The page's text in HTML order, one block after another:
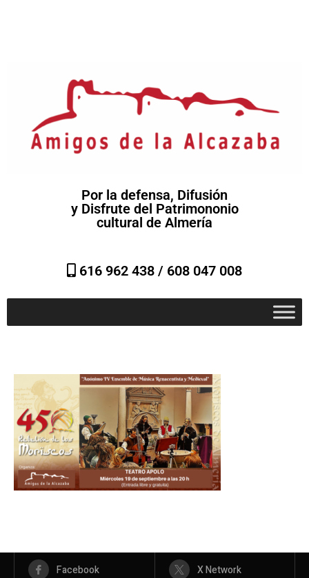
Por la defensa, Difusión
y Disfrute del Patrimononio
cultural de Almería
616 962 438 / 608 047 008
Facebook X Network